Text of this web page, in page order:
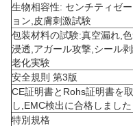
生物相容性: センチティゼ
ョン,皮膚刺激試験
包装材料の試験:真空漏れ,
浸透,アガール攻撃,シール
老化実験
安全規則 第3版
CE証明書とRohs証明書を
し,EMC検出に合格しました
特別規格